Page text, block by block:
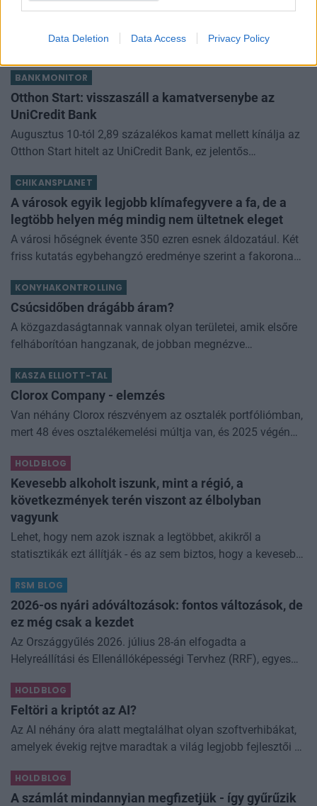
Data Deletion Data Access Privacy Policy
Visszatér a kánikula, majd újabb száraz hidegfront érkezik
PORTFOLIO BLOGGER
BANKMONITOR
Otthon Start: visszaszáll a kamatversenybe az
UniCredit Bank
Augusztus 10-tól 2,89 százalékos kamat mellett kínálja az
Otthon Start hitelt az UniCredit Bank, ez jelentős
kamathoz képest. De arról sem s
CHIKANSPLANET
A városok egyik legjobb klímafegyvere a fa, de a
legtöbb helyen még mindig nem ültetnek eleget
A városi hőségnek évente 350 ezren esnek áldozatául. Két
friss kutatás egybehangzó eredménye szerint a fakorona
KONYHAKONTROLLING
Csúcsidőben drágább áram?
A közgazdaságtannak vannak olyan területei, amik elsőre
felháborítóan hangzanak, de jobban megnézve
némi kellemetlenséggel is járnak. Az
KASZA ELLIOTT-TAL
Clorox Company - elemzés
Van néhány Clorox részvényem az osztalék portfóliómban,
mert 48 éves osztalékemelési múltja van, és 2025 végén
dividend king-et. Azt
HOLDBLOG
Kevesebb alkoholt iszunk, mint a régió, a
következmények terén viszont az élbolyban
vagyunk
Lehet, hogy nem azok isznak a legtöbbet, akikről a
statisztikák ezt állítják - és az sem biztos, hogy a kevesebb
Kevesebb alkoholt iszunk
RSM BLOG
2026-os nyári adóváltozások: fontos változások, de
ez még csak a kezdet
Az Országgyűlés 2026. július 28-án elfogadta a
Helyreállítási és Ellenállóképességi Tervhez (RRF), egyes
kapcsolódó adóintézkedésekről, v
HOLDBLOG
Feltöri a kriptót az AI?
Az AI néhány óra alatt megtalálhat olyan szoftverhibákat,
amelyek évekig rejtve maradtak a világ legjobb fejlesztői és
különösen nagy...
HOLDBLOG
A számlát mindannyian megfizetjük - így gyűrűzik